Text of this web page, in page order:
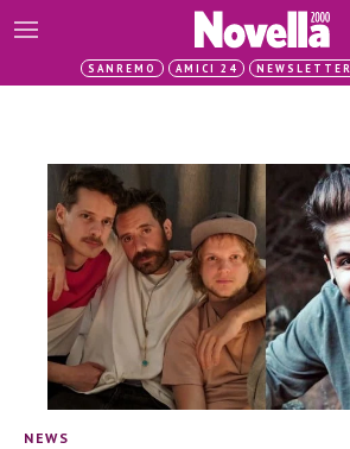
SANREMO AMICI 24 NEWSLETTER
NEWS